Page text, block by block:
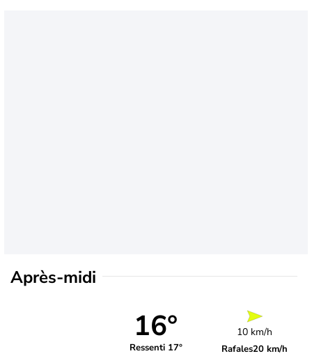
Après-midi
16°
Ressenti 17°
10 km/h
Rafales20 km/h